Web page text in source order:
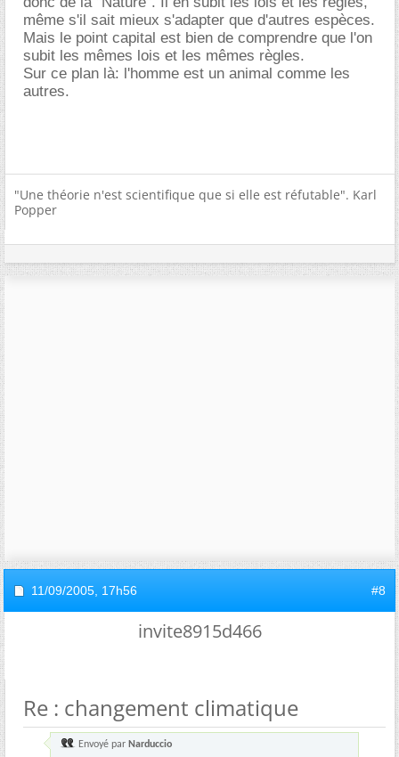
même s'il sait mieux s'adapter que d'autres espèces.
Mais le point capital est bien de comprendre que l'on
subit les mêmes lois et les mêmes règles.
Sur ce plan là: l'homme est un animal comme les
autres.
"Une théorie n'est scientifique que si elle est réfutable". Karl
Popper
11/09/2005, 17h56 #8
invite8915d466
Re : changement climatique
Envoyé par Narduccio